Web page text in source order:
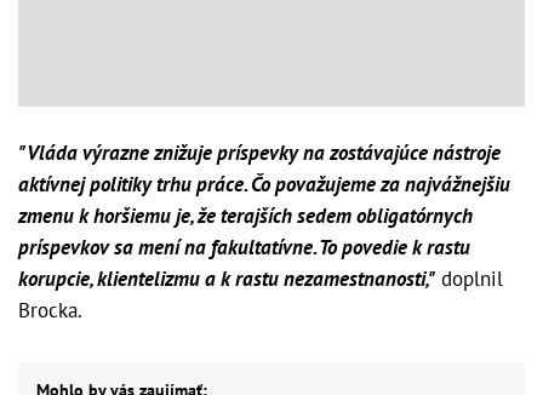
"Vláda výrazne znižuje príspevky na zostávajúce nástroje
aktívnej politiky trhu práce. Čo považujeme za najvážnejšiu
zmenu k horšiemu je, že terajších sedem obligatórnych
príspevkov sa mení na fakultatívne. To povedie k rastu
korupcie, klientelizmu a k rastu nezamestnanosti," doplnil
Brocka.
Mohlo by vás zaujímať: